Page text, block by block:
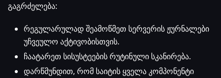
გაგრძელება:
რეგულარულად შეამოწმეთ სერვერის ჟურნალები
უჩვეულო აქტივობისთვის.
ჩაატარეთ სისუსტეების რუტინული სკანირება.
დარწმუნდით, რომ საიტის ყველა კომპონენტი